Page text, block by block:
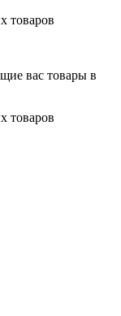
товаров
вас товары в
товаров